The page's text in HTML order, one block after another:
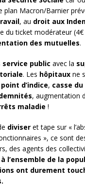
plan Macron/Barnier
, au droit aux
du ticket modérateur (4€
des mutuelles.
public avec la
. Les hôpitauxne
d’indice, casse
, augmentation
maladie !
diviseret tape sur «
», ce sont
des agents des
l’ensemble de la
ont durement